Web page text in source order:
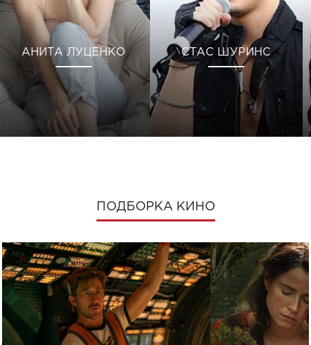
АНИТА ЛУЦЕНКО СТАС ШУРИНС
ПОДБОРКА КИНО